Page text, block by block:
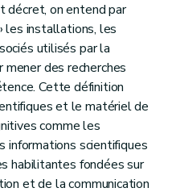
décret, on entend par
les installations, les
utilisés par la
des recherches
Cette définition
et le matériel de
comme les
informations scientifiques
habilitantes fondées sur
et de la communication